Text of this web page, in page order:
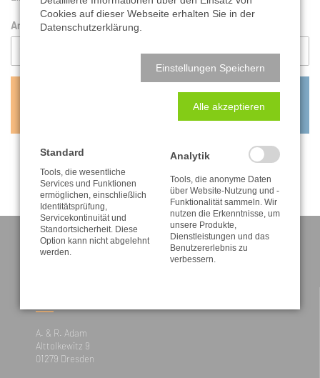
Anzahl:
A. & R. Adam
Alttolkewitz 9
01279 Dresden
Cookies auf dieser Webseite erhalten Sie in der
Datenschutzerklärung.
Einstellungen Speichern
Alle akzeptieren
Standard
Tools, die wesentliche
Services und Funktionen
ermöglichen, einschließlich
Identitätsprüfung,
Servicekontinuität und
Standortsicherheit. Diese
Option kann nicht abgelehnt
werden.
Analytik
Tools, die anonyme Daten
über Website-Nutzung und -
Funktionalität sammeln. Wir
nutzen die Erkenntnisse, um
unsere Produkte,
Dienstleistungen und das
Benutzererlebnis zu
verbessern.